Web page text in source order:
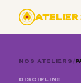
ATELIER
NOS ATELIERS /
DISCIPLINE